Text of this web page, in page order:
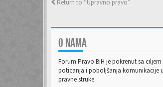
Return to “Upravno pravo”
O NAMA
Forum Pravo BiH je pokrenut sa ciljem
poticanja i poboljšanja komunikacije
pravne struke